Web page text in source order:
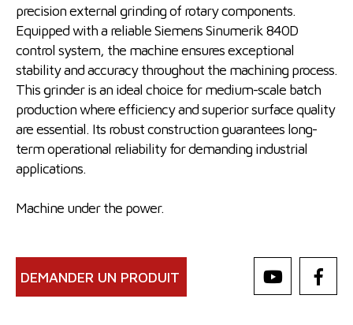
precision external grinding of rotary components.
Equipped with a reliable Siemens Sinumerik 840D
control system, the machine ensures exceptional
stability and accuracy throughout the machining process.
This grinder is an ideal choice for medium-scale batch
production where efficiency and superior surface quality
are essential. Its robust construction guarantees long-
term operational reliability for demanding industrial
applications.
Machine under the power.
DEMANDER UN PRODUIT